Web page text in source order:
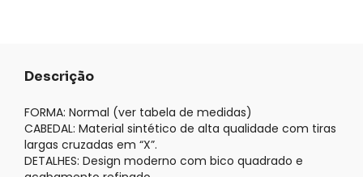
Descrição
FORMA: Normal (ver tabela de medidas)
CABEDAL: Material sintético de alta qualidade com tiras
largas cruzadas em “X”.
DETALHES: Design moderno com bico quadrado e